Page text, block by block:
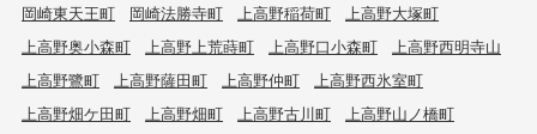
岡崎東天王町
岡崎法勝寺町 上高野稲荷町
上高野大塚町
上高野奥小森町
上高野上荒蒔町 上高野口小森町
上高野西明寺山
上高野鷺町
上高野薩田町 上高野仲町
上高野西氷室町
上高野畑ケ田町
上高野畑町 上高野古川町
上高野山ノ橋町